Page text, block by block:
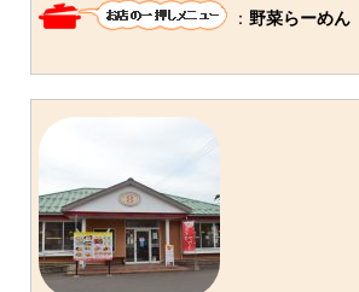
： 野菜らーめん